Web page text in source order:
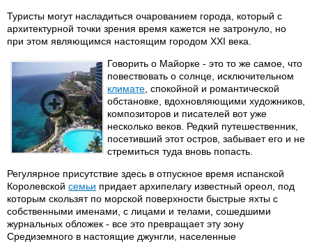
Туристы могут насладиться очарованием города, который с
архитектурной точки зрения время кажется не затронуло, но
при этом являющимся настоящим городом XXI века.
Говорить о Майорке - это то же самое, что
повествовать о солнце, исключительном
климате , спокойной и романтической
обстановке, вдохновляющими художников,
композиторов и писателей вот уже
несколько веков. Редкий путешественник,
посетивший этот остров, забывает его и не
стремиться туда вновь попасть.
Регулярное присутствие здесь в отпускное время испанской
Королевской семьи придает архипелагу известный ореол, под
которым скользят по морской поверхности быстрые яхты с
собственными именами, с лицами и телами, сошедшими
журнальных обложек - все это превращает эту зону
Средиземного в настоящие джунгли, населенные